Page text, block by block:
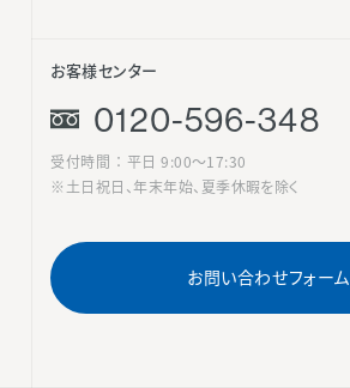
お客様センター
0120-596-348
受付時間 ： 平日 9:00〜17:30
※土日祝日、年末年始、夏季休暇を除く
お問い合わせフォーム